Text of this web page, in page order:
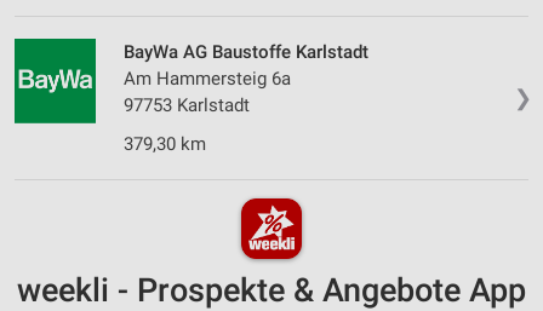
❯
BayWa AG Baustoffe Karlstadt
Am Hammersteig 6a
97753 Karlstadt
379,30 km
weekli - Prospekte & Angebote App